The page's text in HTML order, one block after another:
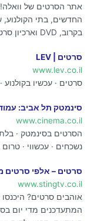
אתר הסרטים של
החדשים, בתי הקולנוע,
בקרוב, DVD וארכיון סרטים.
סרטים | LEV
www.lev.co.il
סרטים · עכשיו בקולנוע
סינמטק תל אביב:
www.cinema.co.il
הסרטים בסינמטק ·
נשכחים · עכשווי ·
סרטים – אלפי סרטים
www.stingtv.co.il